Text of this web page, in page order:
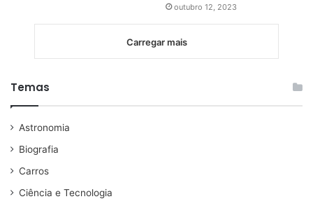
outubro 12, 2023
Carregar mais
Temas
Astronomia
Biografia
Carros
Ciência e Tecnologia